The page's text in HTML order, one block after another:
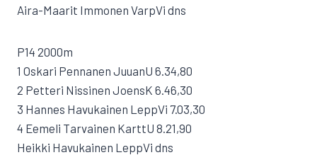
Aira-Maarit Immonen VarpVi dns
P14 2000m
1 Oskari Pennanen JuuanU 6.34,80
2 Petteri Nissinen JoensK 6.46,30
3 Hannes Havukainen LeppVi 7.03,30
4 Eemeli Tarvainen KarttU 8.21,90
Heikki Havukainen LeppVi dns